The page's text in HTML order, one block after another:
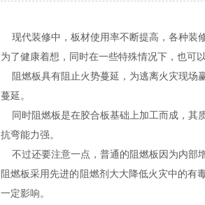
现代装修中，板材使用率不断提高，各种装
为了健康着想，同时在一些特殊情况下，也可
阻燃板具有阻止火势蔓延，为逃离火灾现场
蔓延。
同时阻燃板是在胶合板基础上加工而成，其
抗弯能力强。
不过还要注意一点，普通的阻燃板因为内部
阻燃板采用先进的阻燃剂大大降低火灾中的有
一定影响。